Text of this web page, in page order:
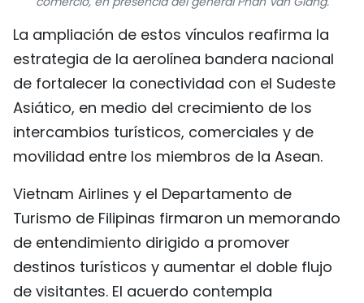
ENGLISH
中文
FRANÇAIS
РУССКИЙ
La ampliación de estos vínculos reafirma la
estrategia de la aerolínea bandera nacional
de fortalecer la conectividad con el Sudeste
Asiático, en medio del crecimiento de los
intercambios turísticos, comerciales y de
movilidad entre los miembros de la Asean.
Vietnam Airlines y el Departamento de
Turismo de Filipinas firmaron un memorando
de entendimiento dirigido a promover
destinos turísticos y aumentar el doble flujo
de visitantes. El acuerdo contempla